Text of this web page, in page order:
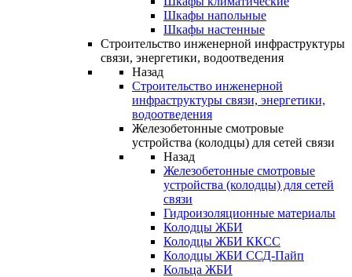
Шкафы напольные
Шкафы настенные
Строительство инженерной инфраструктуры
связи, энергетики, водоотведения
Назад
Строительство инженерной
инфраструктуры связи, энергетики,
водоотведения
Железобетонные смотровые
устройства (колодцы) для сетей связи
Назад
Железобетонные смотровые
устройства (колодцы) для сетей
связи
Гидроизоляционные материалы
Колодцы ЖБИ
Колодцы ЖБИ ККСС
Колодцы ЖБИ ССД-Пайп
Кольца ЖБИ